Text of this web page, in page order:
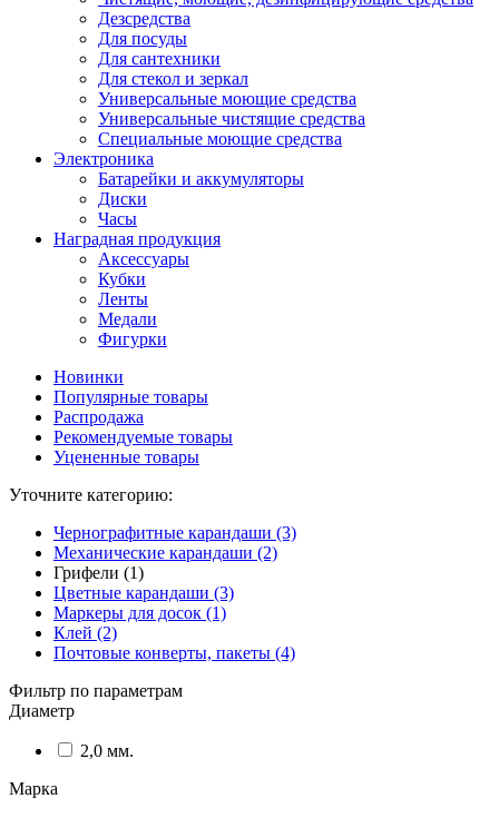
Дезсредства
Для посуды
Для сантехники
Для стекол и зеркал
Универсальные моющие средства
Универсальные чистящие средства
Специальные моющие средства
Электроника
Батарейки и аккумуляторы
Диски
Часы
Наградная продукция
Аксессуары
Кубки
Ленты
Медали
Фигурки
Новинки
Популярные товары
Распродажа
Рекомендуемые товары
Уцененные товары
Уточните категорию:
Чернографитные карандаши (3)
Механические карандаши (2)
Грифели (1)
Цветные карандаши (3)
Маркеры для досок (1)
Клей (2)
Почтовые конверты, пакеты (4)
Фильтр по параметрам
Диаметр
2,0 мм.
Марка